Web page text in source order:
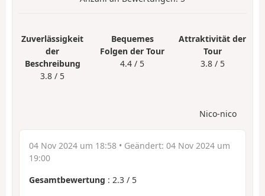
Zuverlässigkeit
der
Beschreibung
3.8 / 5
Bequemes
Folgen der Tour
4.4 / 5
Attraktivität der
Tour
3.8 / 5
Nico-nico
04 Nov 2024 um 18:58 • Geändert: 04 Nov 2024 um
19:00
Gesamtbewertung : 2.3 / 5